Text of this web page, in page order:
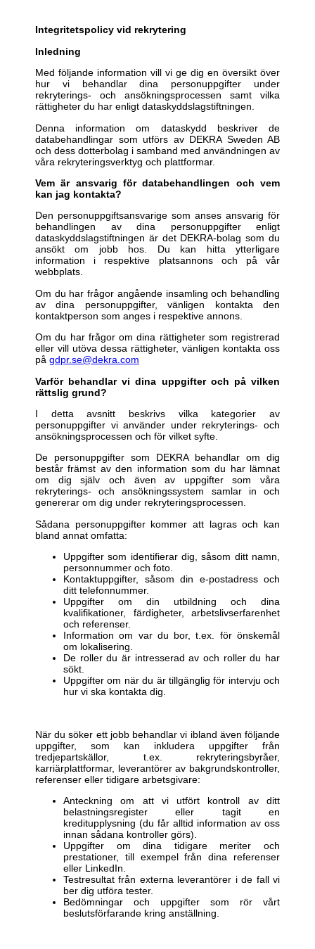
Integritetspolicy vid rekrytering
Inledning
Med följande information vill vi ge dig en översikt över
hur vi behandlar dina personuppgifter under
rekryterings- och ansökningsprocessen samt vilka
rättigheter du har enligt dataskyddslagstiftningen.
Denna information om dataskydd beskriver de
databehandlingar som utförs av DEKRA Sweden AB
och dess dotterbolag i samband med användningen av
våra rekryteringsverktyg och plattformar.
Vem är ansvarig för databehandlingen och vem
kan jag kontakta?
Den personuppgiftsansvarige som anses ansvarig för
behandlingen av dina personuppgifter enligt
dataskyddslagstiftningen är det DEKRA-bolag som du
ansökt om jobb hos. Du kan hitta ytterligare
information i respektive platsannons och på vår
webbplats.
Om du har frågor angående insamling och behandling
av dina personuppgifter, vänligen kontakta den
kontaktperson som anges i respektive annons.
Om du har frågor om dina rättigheter som registrerad
eller vill utöva dessa rättigheter, vänligen kontakta oss
på gdpr.se@dekra.com
Varför behandlar vi dina uppgifter och på vilken
rättslig grund?
I detta avsnitt beskrivs vilka kategorier av
personuppgifter vi använder under rekryterings- och
ansökningsprocessen och för vilket syfte.
De personuppgifter som DEKRA behandlar om dig
består främst av den information som du har lämnat
om dig själv och även av uppgifter som våra
rekryterings- och ansökningssystem samlar in och
genererar om dig under rekryteringsprocessen.
Sådana personuppgifter kommer att lagras och kan
bland annat omfatta:
Uppgifter som identifierar dig, såsom ditt namn,
personnummer och foto.
Kontaktuppgifter, såsom din e-postadress och
ditt telefonnummer.
Uppgifter om din utbildning och dina
kvalifikationer, färdigheter, arbetslivserfarenhet
och referenser.
Information om var du bor, t.ex. för önskemål
om lokalisering.
De roller du är intresserad av och roller du har
sökt.
Uppgifter om när du är tillgänglig för intervju och
hur vi ska kontakta dig.
När du söker ett jobb behandlar vi ibland även följande
uppgifter, som kan inkludera uppgifter från
tredjepartskällor, t.ex. rekryteringsbyråer,
karriärplattformar, leverantörer av bakgrundskontroller,
referenser eller tidigare arbetsgivare:
Anteckning om att vi utfört kontroll av ditt
belastningsregister eller tagit en
kreditupplysning (du får alltid information av oss
innan sådana kontroller görs).
Uppgifter om dina tidigare meriter och
prestationer, till exempel från dina referenser
eller LinkedIn.
Testresultat från externa leverantörer i de fall vi
ber dig utföra tester.
Bedömningar och uppgifter som rör vårt
beslutsförfarande kring anställning.